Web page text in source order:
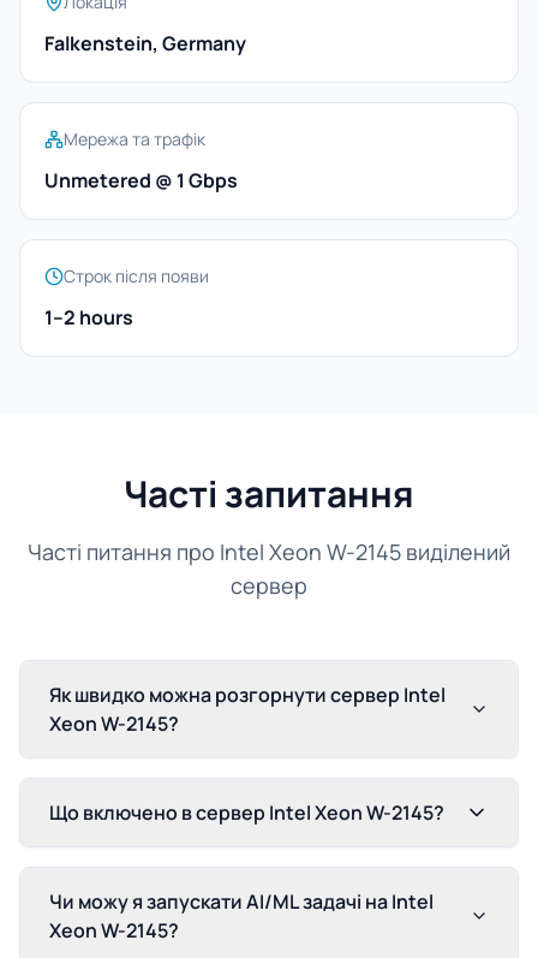
Falkenstein, Germany
Мережа та трафік
Unmetered @ 1 Gbps
Строк після появи
1–2 hours
Часті запитання
Часті питання про Intel Xeon W-2145 виділений
сервер
Як швидко можна розгорнути сервер Intel
Xeon W-2145?
Що включено в сервер Intel Xeon W-2145?
Чи можу я запускати AI/ML задачі на Intel
Xeon W-2145?